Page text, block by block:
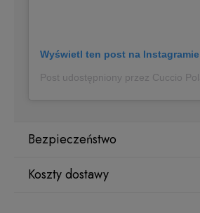
Wyświetl ten post na Instagramie
Bezpieczeństwo
Producent
Koszty dostawy